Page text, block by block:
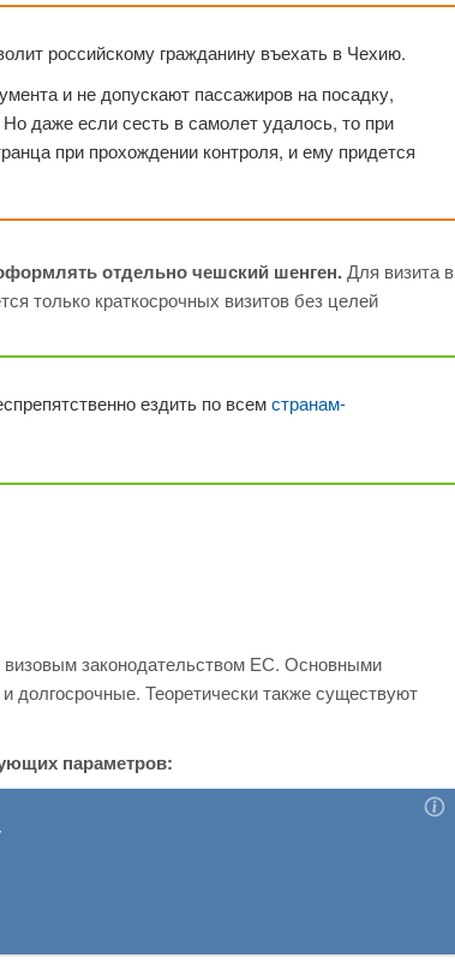
российскому гражданину въехать в Чехию.
и не допускают пассажиров на посадку,
даже если сесть в самолет удалось, то при
при прохождении контроля, и ему придется
отдельно чешский шенген.Для визита в
только краткосрочных визитов без целей
ездить по всемстранам-
законодательством ЕС. Основными
долгосрочные. Теоретически также существуют
параметров: